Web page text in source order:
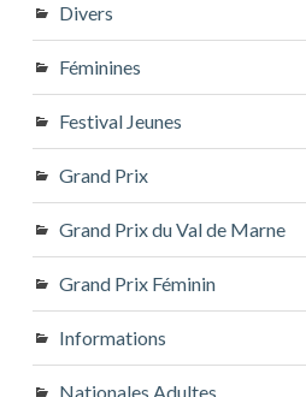
Divers
Féminines
Festival Jeunes
Grand Prix
Grand Prix du Val de Marne
Grand Prix Féminin
Informations
Nationales Adultes